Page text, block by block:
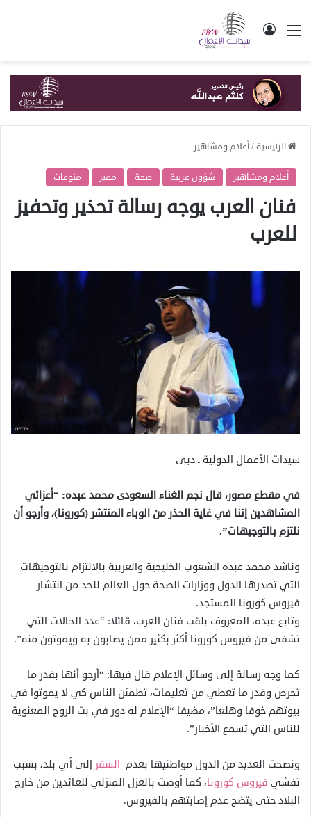
القائمة تسجيل الدخول
الرئيسية/أعلام ومشاهير
أعلام ومشاهير شؤون عربية صحة مميز منوعات
فنان العرب يوجه رسالة تحذير وتحفيز
للعرب
سيدات الأعمال الدولية ـ دبى
في مقطع مصور، قال نجم الغناء السعودى محمد عبده: “أعزائي
المشاهدين إننا في غاية الحذر من الوباء المنتشر (كورونا)، وأرجو أن
نلتزم بالتوجيهات”.
وناشد محمد عبده الشعوب الخليجية والعربية بالالتزام بالتوجيهات
التي تصدرها الدول ووزارات الصحة حول العالم للحد من انتشار
فيروس كورونا المستجد.
وتابع عبده، المعروف بلقب فنان العرب، قائلا: “عدد الحالات التي
تشفى من فيروس كورونا أكثر بكثير ممن يصابون به ويموتون منه”.
كما وجه رسالة إلى وسائل الإعلام قال فيها: “أرجو أنها بقدر ما
تحرص وقدر ما تعطي من تعليمات، تطمئن الناس كي لا يموتوا في
بيوتهم خوفا وهلعا”، مضيفا “الإعلام له دور في بث الروح المعنوية
للناس التي تسمع الأخبار”.
ونصحت العديد من الدول مواطنيها بعدم السفر إلى أي بلد، بسبب
تفشي فيروس كورونا، كما أوصت بالعزل المنزلي للعائدين من خارج
البلاد حتى يتضح عدم إصابتهم بالفيروس.